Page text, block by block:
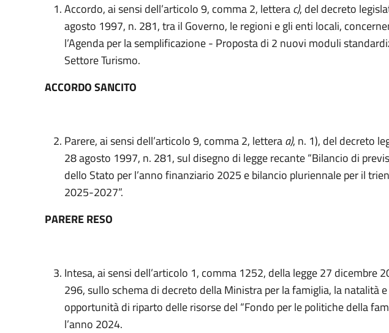
Accordo, ai sensi dell’articolo 9, comma 2, letterac), del decreto
agosto 1997, n. 281, tra il Governo, le regioni e gli enti locali,
l’Agenda per la semplificazione - Proposta di 2 nuovi moduli
Settore Turismo.
ACCORDO SANCITO
Parere, ai sensi dell’articolo 9, comma 2, letteraa), n. 1), del decreto
28 agosto 1997, n. 281, sul disegno di legge recante “Bilancio di
dello Stato per l’anno finanziario 2025 e bilancio pluriennale per il
2025-2027”.
PARERE RESO
Intesa, ai sensi dell’articolo 1, comma 1252, della legge 27 dicembre
296, sullo schema di decreto della Ministra per la famiglia, la natalità
opportunità di riparto delle risorse del “Fondo per le politiche della
l’anno 2024.